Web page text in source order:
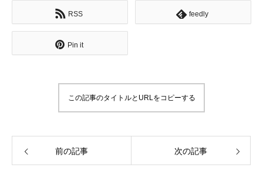
RSS feedly
Pin it
この記事のタイトルとURLをコピーする
前の記事 次の記事